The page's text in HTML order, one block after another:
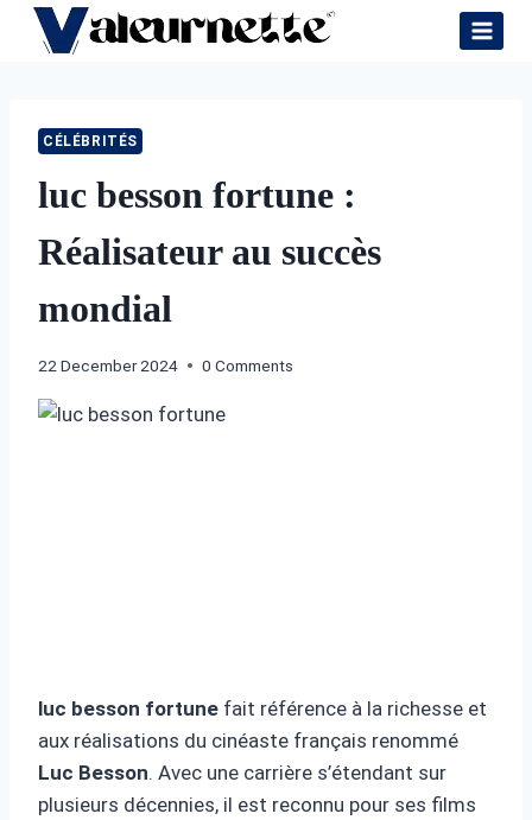
Skip
CÉLÉBRITÉS
luc besson fortune :
Réalisateur au succès
mondial
22 December 2024 0 Comments
luc besson fortune fait référence à la richesse et
aux réalisations du cinéaste français renommé
Luc Besson. Avec une carrière s’étendant sur
plusieurs décennies, il est reconnu pour ses films